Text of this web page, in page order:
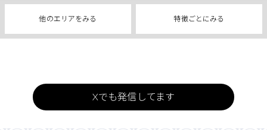
他のエリアをみる 特徴ごとにみる
Xでも発信してます